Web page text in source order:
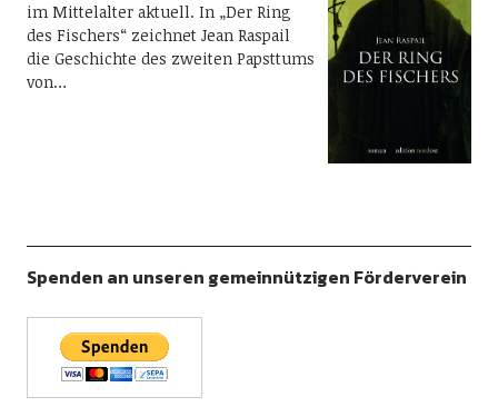
im Mittelalter aktuell. In „Der Ring
des Fischers“ zeichnet Jean Raspail
die Geschichte des zweiten Papsttums
von…
Spenden an unseren gemeinnützigen Förderverein